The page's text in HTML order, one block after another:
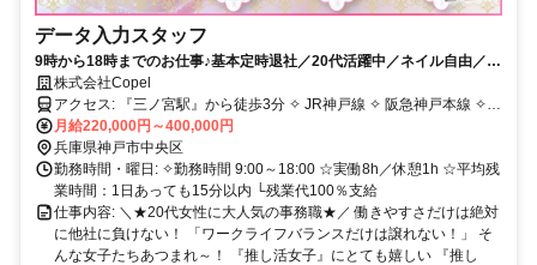
データ入力スタッフ
9時から18時までのお仕事♪基本定時退社／20代活躍中／ネイル自由／駅
ちかのきれいなオフィス
株式会社Copel
アクセス: 『三ノ宮駅』から徒歩3分 ✧ JR神戸線 ✧ 阪急神戸本線 ✧
阪神本線 ✧ 神戸市営地下鉄西神・山手線 ✧ ポートライナー
月給220,000円～400,000円
兵庫県神戸市中央区
勤務時間・曜日: ✧勤務時間 9:00～18:00 ☆実働8h／休憩1h ☆平均残
業時間：1日あっても15分以内 └残業代100％支給
仕事内容: ＼★20代女性に大人気の事務職★／ 働きやすさだけは絶対
に他社に負けない！ 「ワークライフバランスだけは譲れない！」 そ
んな女子たちあつまれ～！ 『推し活女子』にとても嬉しい 『推し